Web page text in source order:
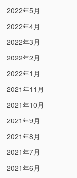
2022年5月
2022年4月
2022年3月
2022年2月
2022年1月
2021年11月
2021年10月
2021年9月
2021年8月
2021年7月
2021年6月